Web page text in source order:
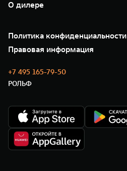
Корпоративным клиентам
Зарядные станции
Новые цифровые сервисы TANK
Сервис
Нулевое ТО
Моторные масла
О дилере
35 лет GWM
GWM ТЕХ ДЕНЬ
Новости
Политика конфиденциальности
Правовая информация
+7 495 165-79-50
РОЛЬФ